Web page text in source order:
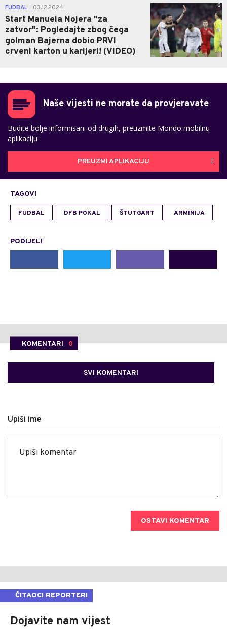
FUDBAL 03.12.2024.
Start Manuela Nojera "za
zatvor": Pogledajte zbog čega
golman Bajerna dobio PRVI
crveni karton u karijeri! (VIDEO)
0
Naše vijesti ne morate da provjeravate
Budite bolje informisani od drugih, preuzmite Mondo mobilnu
aplikaciju
PREUZMI APLIKACIJU
TAGOVI
FUDBAL DFB POKAL ŠTUTGART ARMINIJA
PODIJELI
KOMENTARI 0
SVI KOMENTARI
Upiši ime
OSTAVI KOMENTAR
ČITAOCI REPORTERI
Dojavite nam vijest